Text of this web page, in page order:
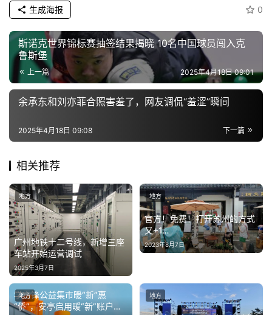
0
生成海报
斯诺克世界锦标赛抽签结果揭晓 10名中国球员闯入克
鲁斯堡
上一篇 2025年4月18日 09:01
余承东和刘亦菲合照害羞了，网友调侃“羞涩”瞬间
下一篇
2025年4月18日 09:08
相关推荐
广州地铁十二号线，新增三座
车站开始运营调试
2025年3月7日
地方
官方！免费！打开苏州的方式
又+1…
2023年8月7日
地方
学雷锋公益集市暖“新”惠
“侨”，安亭启用暖“新”账户助
地方 地方